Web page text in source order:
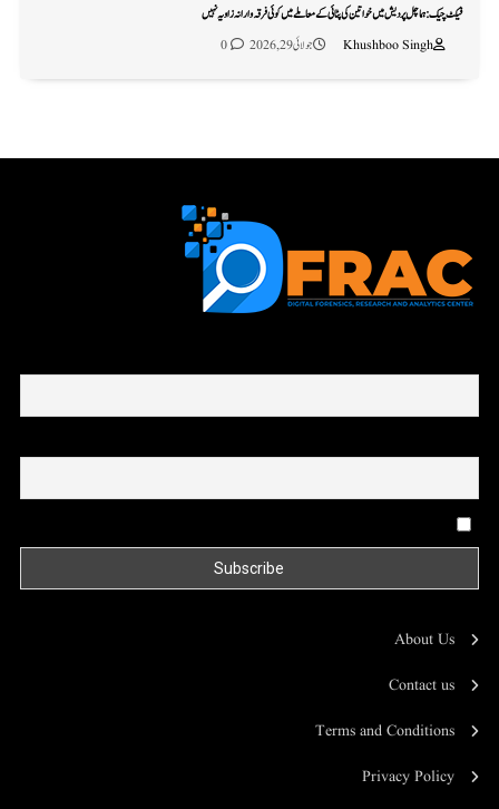
فیکٹ چیک: ہماچل پردیش میں خواتین کی پٹائی کے معاملے میں کوئی فرقہ وارانہ زاویہ نہیں
Khushboo Singh
جولائی 29, 2026 0
About Us
Contact us
Terms and Conditions
Privacy Policy